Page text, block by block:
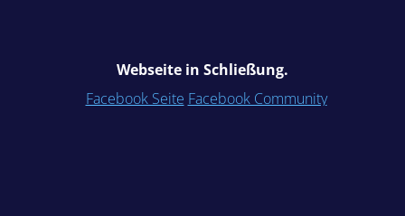
Webseite in Schließung.
Facebook Seite Facebook Community